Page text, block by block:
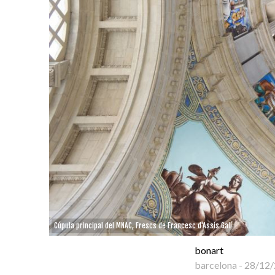
Cúpula principal del MNAC, Frescs de Francesc d'Assís Galí
bonart
barcelona - 28/